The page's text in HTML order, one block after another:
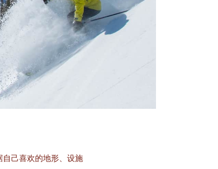
己喜欢的地形、设施